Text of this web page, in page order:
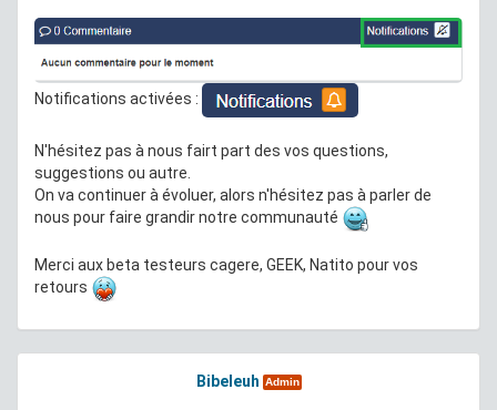
Notifications activées :
N'hésitez pas à nous fairt part des vos questions,
suggestions ou autre.
On va continuer à évoluer, alors n'hésitez pas à parler de
nous pour faire grandir notre communauté
Merci aux beta testeurs cagere, GEEK, Natito pour vos
retours
Bibeleuh Admin